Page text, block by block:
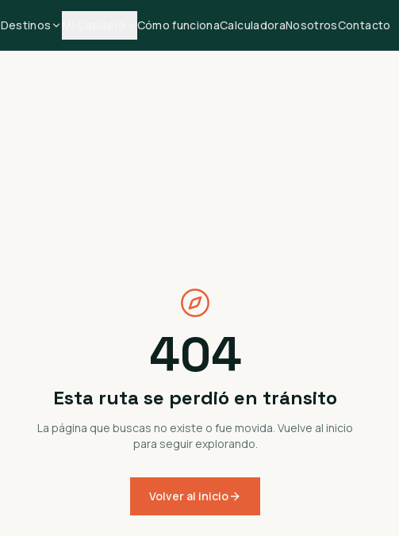
Destinos Cómo funcionaCalculadoraNosotrosContacto
404
Esta ruta se perdió en tránsito
La página que buscas no existe o fue movida. Vuelve al inicio
para seguir explorando.
Volver al inicio